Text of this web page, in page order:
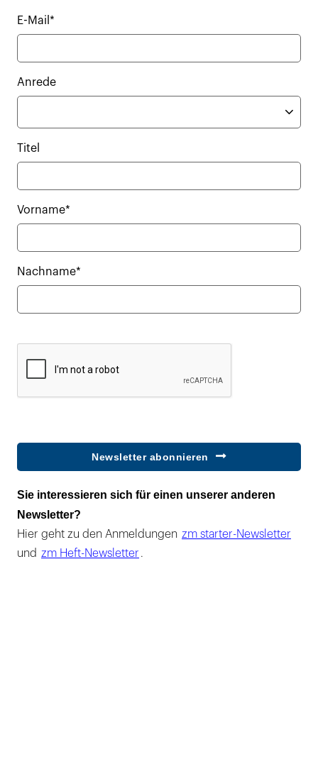
E-Mail*
Anrede
Titel
Vorname*
Nachname*
Newsletter abonnieren
Sie interessieren sich für einen unserer anderen
Newsletter?
Hier geht zu den Anmeldungen zm starter-Newsletter
und zm Heft-Newsletter .